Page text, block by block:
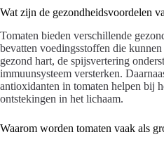
Wat zijn de gezondheidsvoordelen
Tomaten bieden verschillende
bevatten voedingsstoffen die
gezond hart, de spijsvertering
immuunsysteem versterken.
antioxidanten in tomaten helpen bij
ontstekingen in het lichaam.
Waarom worden tomaten vaak als